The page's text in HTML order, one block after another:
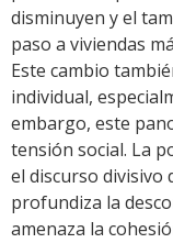
disminuyen y el
paso a viviendas
Este cambio
individual,
embargo, este
tensión social. La
el discurso divisivo
profundiza la
amenaza la